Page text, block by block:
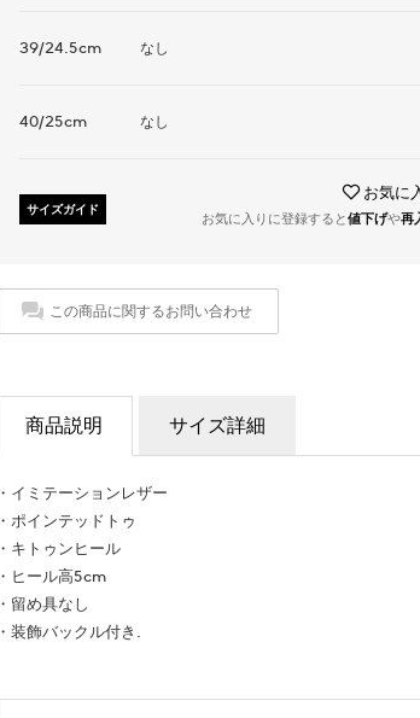
39/24.5cm なし
40/25cm なし
サイズガイド
お気に
お気に入りに登録すると値下げや再
この商品に関するお問い合わせ
商品説明 サイズ詳細
・イミテーションレザー
・ポインテッドトゥ
・キトゥンヒール
・ヒール高5cm
・留め具なし
・装飾バックル付き.